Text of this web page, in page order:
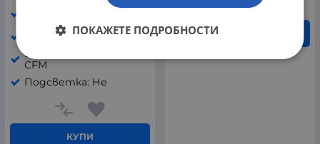
Макс обороти: 1500
Ниво на шум: 24.8 dBA
Въздушен поток: 91.58
CFM
Подсветка: Не
КУПИ
ПОКАЖЕТЕ ПОДРОБНОСТИ